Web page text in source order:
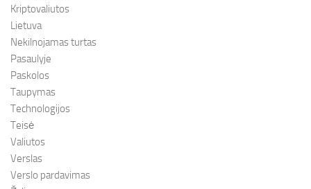
Kriptovaliutos
Lietuva
Nekilnojamas turtas
Pasaulyje
Paskolos
Taupymas
Technologijos
Teisė
Valiutos
Verslas
Verslo pardavimas